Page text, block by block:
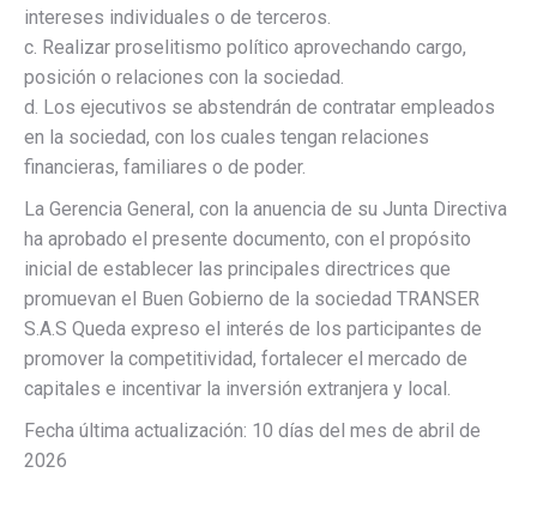
intereses individuales o de terceros.
c. Realizar proselitismo político aprovechando cargo,
posición o relaciones con la sociedad.
d. Los ejecutivos se abstendrán de contratar empleados
en la sociedad, con los cuales tengan relaciones
financieras, familiares o de poder.
La Gerencia General, con la anuencia de su Junta Directiva
ha aprobado el presente documento, con el propósito
inicial de establecer las principales directrices que
promuevan el Buen Gobierno de la sociedad TRANSER
S.A.S Queda expreso el interés de los participantes de
promover la competitividad, fortalecer el mercado de
capitales e incentivar la inversión extranjera y local.
Fecha última actualización: 10 días del mes de abril de
2026